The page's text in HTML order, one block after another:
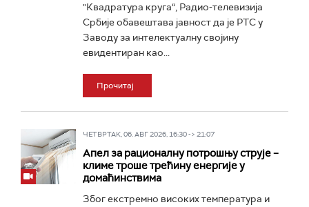
"Квадратура круга“, Радио-телевизија
Србије обавештава јавност да је РТС у
Заводу за интелектуалну својину
евидентиран као...
Прочитај
ЧЕТВРТАК, 06. АВГ 2026, 16:30 -> 21:07
Апел за рационалну потрошњу струје –
климе троше трећину енергије у
домаћинствима
Због екстремно високих температура и